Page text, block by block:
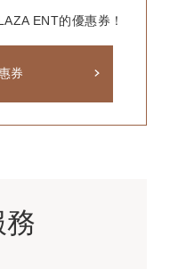
ENT的優惠券！
券
務